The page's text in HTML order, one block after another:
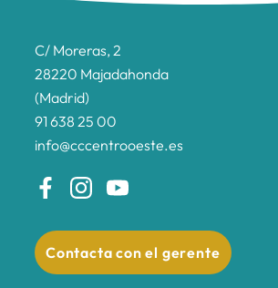
C/ Moreras, 2
28220 Majadahonda
(Madrid)
91 638 25 00
info@cccentrooeste.es
Contacta con el gerente